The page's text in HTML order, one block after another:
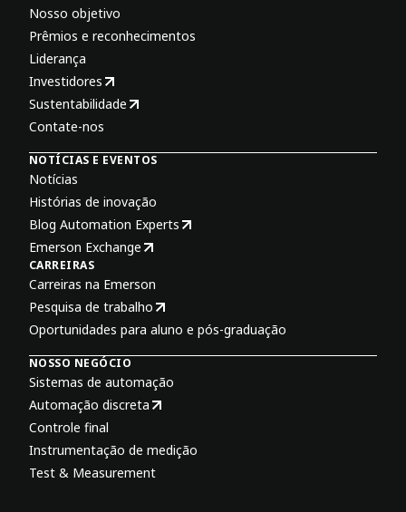
Nosso objetivo
Prêmios e reconhecimentos
Liderança
Investidores
Sustentabilidade
Contate-nos
NOTÍCIAS E EVENTOS
Notícias
Histórias de inovação
Blog Automation Experts
Emerson Exchange
CARREIRAS
Carreiras na Emerson
Pesquisa de trabalho
Oportunidades para aluno e pós-graduação
NOSSO NEGÓCIO
Sistemas de automação
Automação discreta
Controle final
Instrumentação de medição
Test & Measurement